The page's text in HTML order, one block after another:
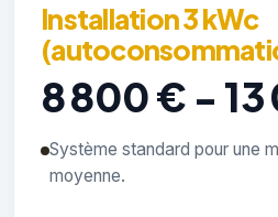
Installation 3 kWc
8 800 € -
Système standard pour une
moyenne.